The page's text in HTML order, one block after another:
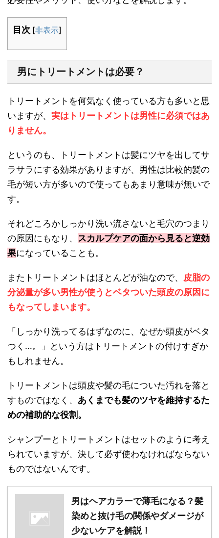
目次 [非表示]
男にトリートメントは必要？
トリートメントを何気なく使っている方も多いと思
いますが、 実はトリートメントは男性に必須ではあ
りません。
というのも、トリートメントは髪にツヤを出してサ
ラサラにする効果がありますが、男性は比較的髪の
毛が短い方が多いので使ってもあまり意味が無いで
す。
それどころかしっかり洗い流さないと毛穴のつまり
の原因にもなり、 スカルプケアの面から見ると逆効
果になっていることも。
またトリートメントはほとんどが油なので、 皮脂の
分泌量が多い男性が使うとベタついた頭皮の原因に
もなってしまいます。
「しっかり洗ってるはずなのに、なぜか頭皮がベタ
つく…。」
という方はトリートメントの付けすぎか
もしれません。
トリートメントは頭皮や髪の毛についた汚れを落と
すものではなく、 あくまでも髪のツヤを維持するた
めの補助的な役割。
シャンプーとトリートメントはセットのように考え
られていますが、決して必ず使わなければならない
ものではないんです。
男はヘアカラーで薄毛になる？髪
染めと抜け毛の関係やダメージが
少ないケアを解説！